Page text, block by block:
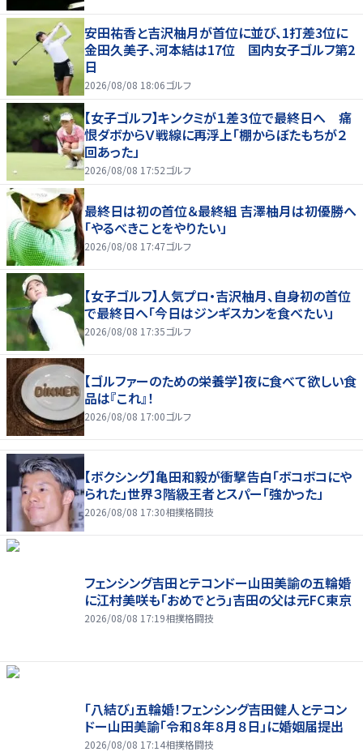
安田祐香と吉沢柚月が首位に並び、1打差3位に
金田久美子、河本結は17位 国内女子ゴルフ第2
日
2026/08/08 18:06ゴルフ
【女子ゴルフ】キンクミが１差３位で最終日へ 痛
恨ダボからＶ戦線に再浮上「棚からぼたもちが２
回あった」
2026/08/08 17:52ゴルフ
最終日は初の首位＆最終組 吉澤柚月は初優勝へ
「やるべきことをやりたい」
2026/08/08 17:47ゴルフ
【女子ゴルフ】人気プロ・吉沢柚月、自身初の首位
で最終日へ「今日はジンギスカンを食べたい」
2026/08/08 17:35ゴルフ
【ゴルファーのための栄養学】夜に食べて欲しい食
品は『これ』！
2026/08/08 17:00ゴルフ
【ボクシング】亀田和毅が衝撃告白「ボコボコにや
られた」世界３階級王者とスパー「強かった」
2026/08/08 17:30相撲格闘技
フェンシング吉田とテコンドー山田美諭の五輪婚
に江村美咲も「おめでとう」吉田の父は元FC東京
2026/08/08 17:19相撲格闘技
「八結び」五輪婚！フェンシング吉田健人とテコン
ドー山田美諭「令和８年８月８日」に婚姻届提出
2026/08/08 17:14相撲格闘技